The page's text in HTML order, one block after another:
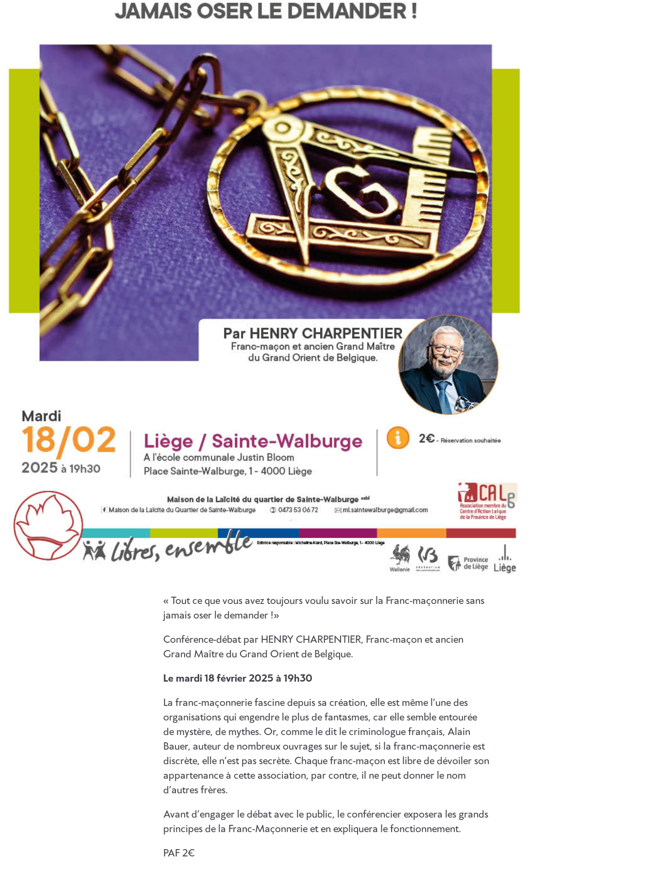
« Tout ce que vous avez toujours voulu savoir sur la Franc-maçonnerie sans
jamais oser le demander !»
Conférence-débat par HENRY CHARPENTIER, Franc-maçon et ancien
Grand Maître du Grand Orient de Belgique.
Le mardi 18 février 2025 à 19h30
La franc-maçonnerie fascine depuis sa création, elle est même l’une des
organisations qui engendre le plus de fantasmes, car elle semble entourée
de mystère, de mythes. Or, comme le dit le criminologue français, Alain
Bauer, auteur de nombreux ouvrages sur le sujet, si la franc-maçonnerie est
discrète, elle n’est pas secrète. Chaque franc-maçon est libre de dévoiler son
appartenance à cette association, par contre, il ne peut donner le nom
d’autres frères.
Avant d’engager le débat avec le public, le conférencier exposera les grands
principes de la Franc-Maçonnerie et en expliquera le fonctionnement.
PAF 2€